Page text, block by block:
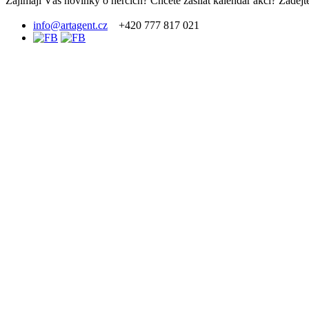
info@artagent.cz +420 777 817 021